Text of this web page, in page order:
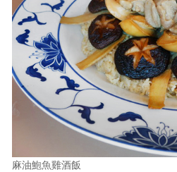
麻油鮑魚雞酒飯